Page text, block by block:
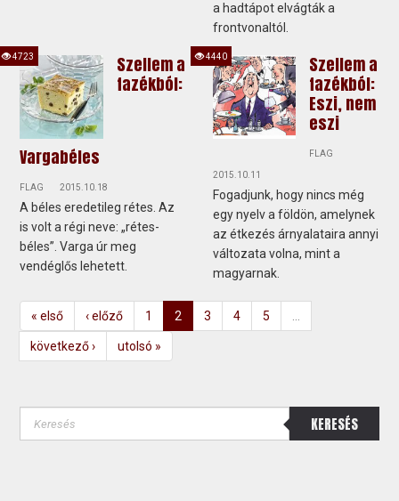
a hadtápot elvágták a
frontvonaltól.
Szellem a
fazékból:
Vargabéles
FLAG 2015.10.18
A béles eredetileg rétes. Az
is volt a régi neve: „rétes-
béles”. Varga úr meg
vendéglős lehetett.
4723
Szellem a
fazékból:
Eszi, nem
eszi
FLAG
2015.10.11
Fogadjunk, hogy nincs még
egy nyelv a földön, amelynek
az étkezés árnyalataira annyi
változata volna, mint a
magyarnak.
4440
« első ‹ előző 1 2 3 4 5 …
következő › utolsó »
KERESÉS